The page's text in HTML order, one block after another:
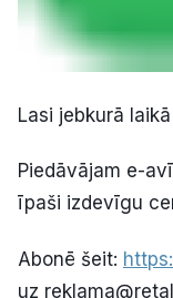
Lasi jebkurā
Piedāvājam e-
īpaši izdevīgu
Abonē šeit:
uz